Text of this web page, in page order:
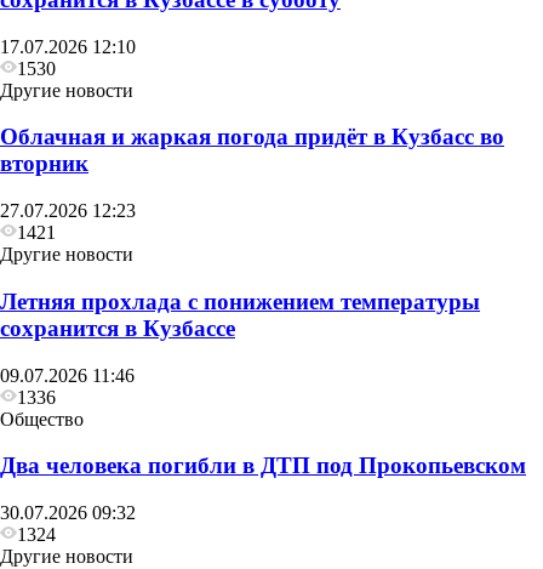
17.07.2026 12:10
1530
Другие новости
Облачная и жаркая погода придёт в Кузбасс во
вторник
27.07.2026 12:23
1421
Другие новости
Летняя прохлада с понижением температуры
сохранится в Кузбассе
09.07.2026 11:46
1336
Общество
Два человека погибли в ДТП под Прокопьевском
30.07.2026 09:32
1324
Другие новости